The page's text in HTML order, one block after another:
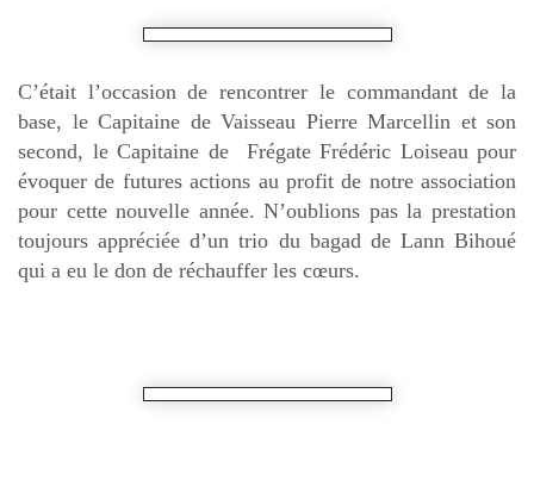
C’était l’occasion de rencontrer le commandant de la
base, le Capitaine de Vaisseau Pierre Marcellin et son
second, le Capitaine de Frégate Frédéric Loiseau pour
évoquer de futures actions au profit de notre association
pour cette nouvelle année. N’oublions pas la prestation
toujours appréciée d’un trio du bagad de Lann Bihoué
qui a eu le don de réchauffer les cœurs.